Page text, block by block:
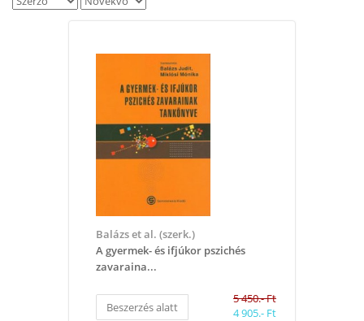
Balázs et al. (szerk.)
A gyermek- és ifjúkor pszichés
zavaraina...
Beszerzés alatt
5 450.- Ft
4 905.- Ft